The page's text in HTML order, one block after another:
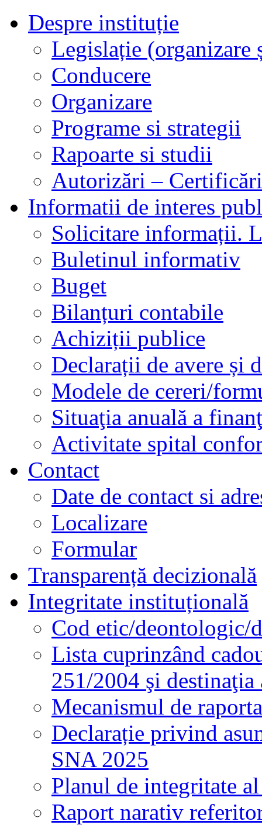
Despre instituție
Legislație
Conducere
Organizare
Programe si strategii
Rapoarte si studii
Autorizări –
Informatii de interes
Solicitare informații.
Buletinul informativ
Buget
Bilanțuri contabile
Achiziții publice
Declarații de avere și
Modele de cereri/
Situaţia anuală a
Activitate spital
Contact
Date de contact si
Localizare
Formular
Transparență decizională
Integritate instituțională
Cod etic/deontologic/
Lista cuprinzând
251/2004 şi destinaţia
Mecanismul de
Declarație privind
SNA 2025
Planul de integritate
Raport narativ